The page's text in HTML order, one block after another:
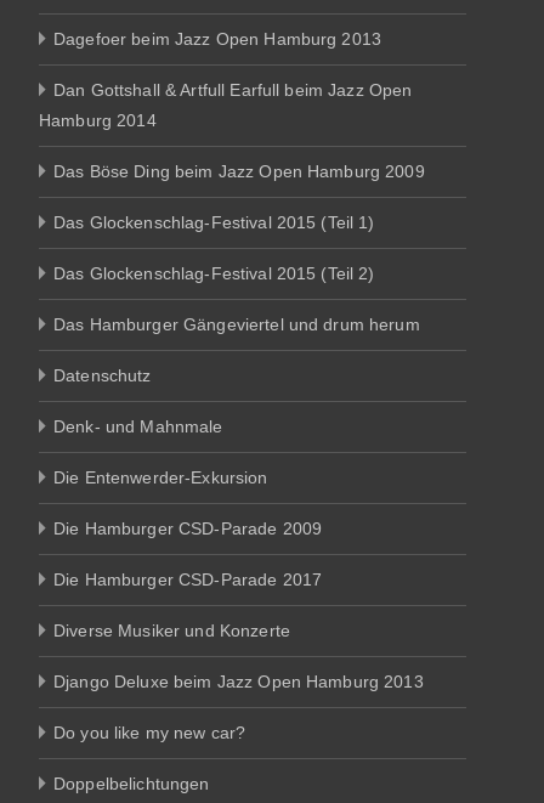
Dagefoer beim Jazz Open Hamburg 2013
Dan Gottshall & Artfull Earfull beim Jazz Open
Hamburg 2014
Das Böse Ding beim Jazz Open Hamburg 2009
Das Glockenschlag-Festival 2015 (Teil 1)
Das Glockenschlag-Festival 2015 (Teil 2)
Das Hamburger Gängeviertel und drum herum
Datenschutz
Denk- und Mahnmale
Die Entenwerder-Exkursion
Die Hamburger CSD-Parade 2009
Die Hamburger CSD-Parade 2017
Diverse Musiker und Konzerte
Django Deluxe beim Jazz Open Hamburg 2013
Do you like my new car?
Doppelbelichtungen